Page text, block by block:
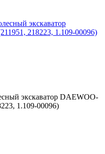
экскаватор DAEWOO-
1.109-00096)